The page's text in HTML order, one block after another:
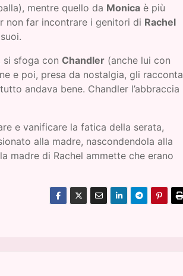
mentre quello da Monica è più
non far incontrare i genitori di Rachel
si sfoga con Chandler (anche lui con
e poi, presa da nostalgia, gli racconta
andava bene. Chandler l’abbraccia
e vanificare la fatica della serata,
alla madre, nascondendola alla
madre di Rachel ammette che erano